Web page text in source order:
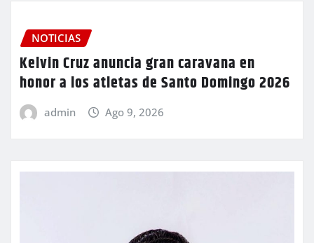
NOTICIAS
Kelvin Cruz anuncia gran caravana en
honor a los atletas de Santo Domingo 2026
admin Ago 9, 2026